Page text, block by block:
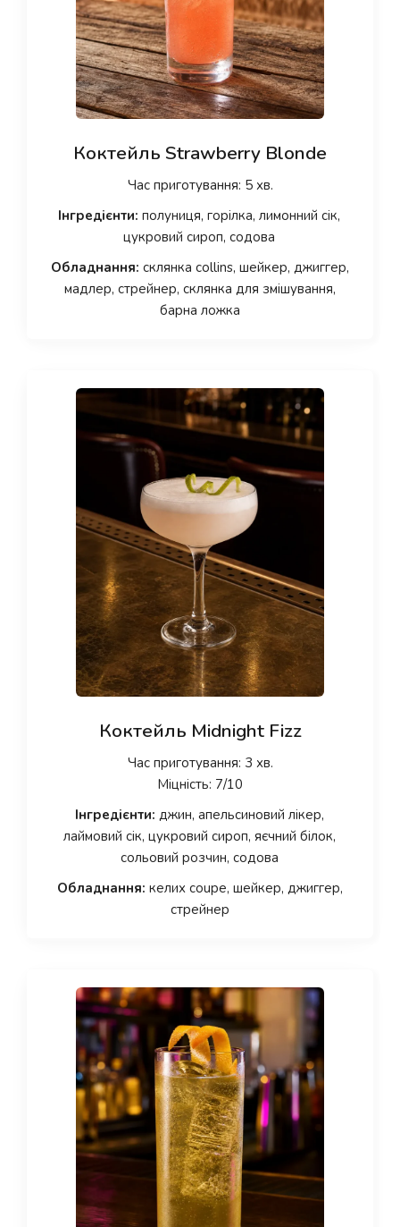
Коктейль Strawberry Blonde
Час приготування: 5 хв.
Інгредієнти: полуниця, горілка, лимонний сік,
цукровий сироп, содова
Обладнання: склянка collins, шейкер, джиггер,
мадлер, стрейнер, склянка для змішування,
барна ложка
Коктейль Midnight Fizz
Час приготування: 3 хв.
Міцність: 7/10
Інгредієнти: джин, апельсиновий лікер,
лаймовий сік, цукровий сироп, яєчний білок,
сольовий розчин, содова
Обладнання: келих coupe, шейкер, джиггер,
стрейнер